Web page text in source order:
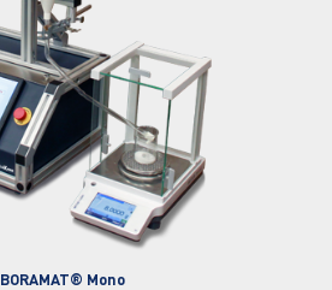
BORAMAT® Mono